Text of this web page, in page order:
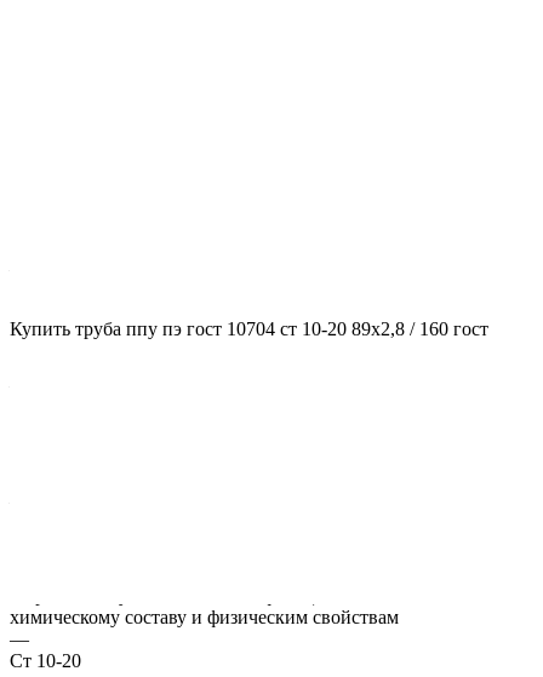
Купить труба ппу пэ гост 10704 ст 10-20 89x2,8 / 160 гост
Диаметр трубы, мм
?
химическому составу и физическим свойствам
—
Ст 10-20